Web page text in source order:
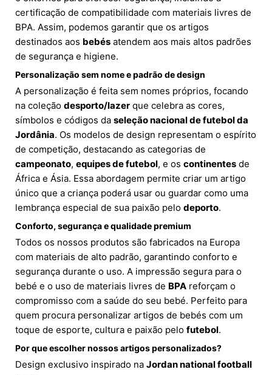
certificação de compatibilidade com materiais livres de
BPA. Assim, podemos garantir que os artigos
destinados aos bebés atendem aos mais altos padrões
de segurança e higiene.
Personalização sem nome e padrão de design
A personalização é feita sem nomes próprios, focando
na coleção desporto/lazer que celebra as cores,
símbolos e códigos da seleção nacional de futebol da
Jordânia. Os modelos de design representam o espírito
de competição, destacando as categorias de
campeonato, equipes de futebol, e os continentes de
África e Ásia. Essa abordagem permite criar um artigo
único que a criança poderá usar ou guardar como uma
lembrança especial de sua paixão pelo deporto.
Conforto, segurança e qualidade premium
Todos os nossos produtos são fabricados na Europa
com materiais de alto padrão, garantindo conforto e
segurança durante o uso. A impressão segura para o
bebé e o uso de materiais livres de BPA reforçam o
compromisso com a saúde do seu bebé. Perfeito para
quem procura personalizar artigos de bebés com um
toque de esporte, cultura e paixão pelo futebol.
Por que escolher nossos artigos personalizados?
Design exclusivo inspirado na Jordan national football